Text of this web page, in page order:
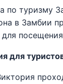
по туризму
в Замбии
для